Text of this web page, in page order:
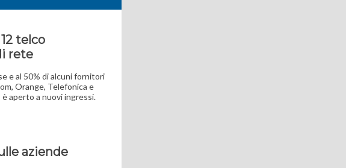
telco
rete
e al 50% di alcuni fornitori
Orange, Telefonica e
aperto a nuovi ingressi.
aziende